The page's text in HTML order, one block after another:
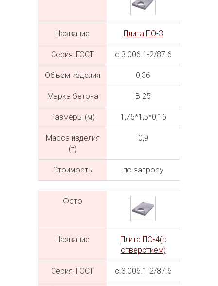
Название Плита ПО-3
Серия, ГОСТ с.3.006.1-2/87.6
Объем изделия 0,36
Марка бетона В 25
Размеры (м) 1,75*1,5*0,16
Масса изделия
(т)
0,9
Cтоимость по запросу
Фото
Название
Плита ПО-4(с
отверстием)
Серия, ГОСТ с.3.006.1-2/87.6